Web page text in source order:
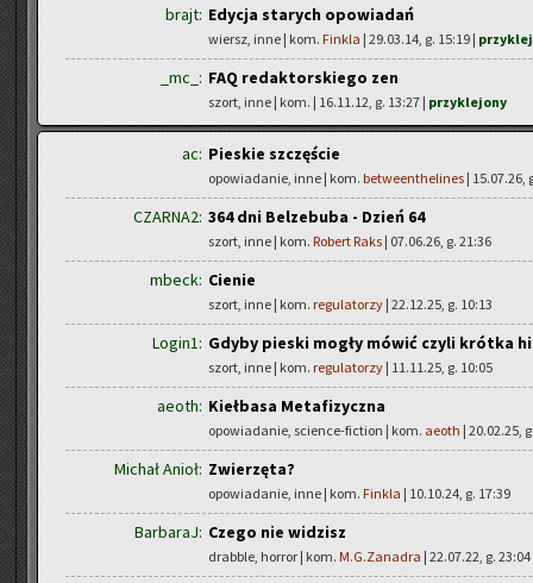
brajt: Edycja starych opowiadań
wiersz, inne | kom. Finkla | 29.03.14, g. 15:19 |
_mc_: FAQ redaktorskiego zen
szort, inne | kom. | 16.11.12, g. 13:27 | przyklejony
ac: Pieskie szczęście
opowiadanie, inne | kom. betweenthelines | 15.07.26,
CZARNA2: 364 dni Belzebuba - Dzień 64
szort, inne | kom. Robert Raks | 07.06.26, g. 21:36
mbeck: Cienie
szort, inne | kom. regulatorzy | 22.12.25, g. 10:13
Login1: Gdyby pieski mogły mówić czyli krótka
szort, inne | kom. regulatorzy | 11.11.25, g. 10:05
aeoth: Kiełbasa Metafizyczna
opowiadanie, science-fiction | kom. aeoth | 20.02.25,
Michał Anioł: Zwierzęta?
opowiadanie, inne | kom. Finkla | 10.10.24, g. 17:39
BarbaraJ: Czego nie widzisz
drabble, horror | kom. M.G.Zanadra | 22.07.22, g. 23:04